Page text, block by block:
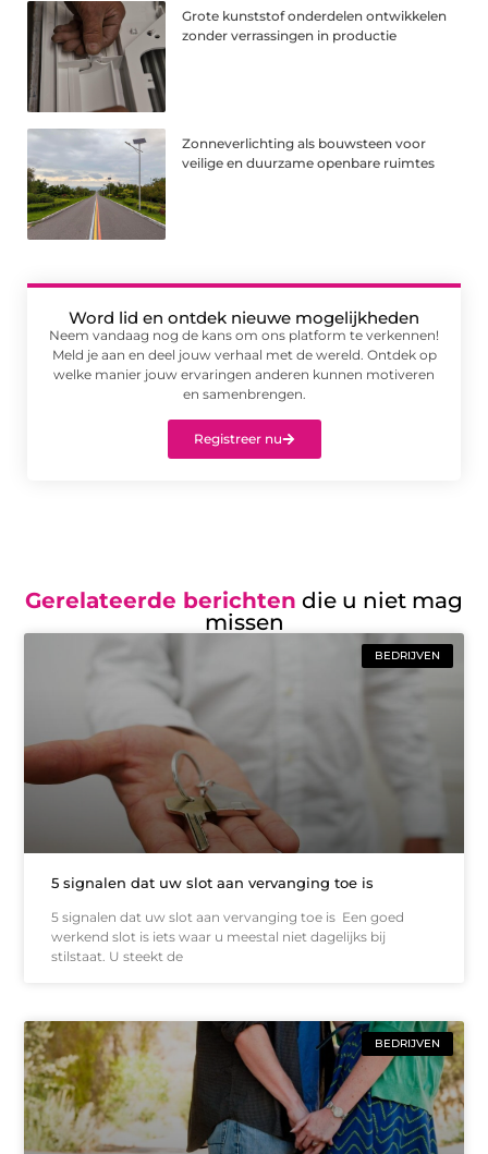
Grote kunststof onderdelen ontwikkelen
zonder verrassingen in productie
Zonneverlichting als bouwsteen voor
veilige en duurzame openbare ruimtes
Word lid en ontdek nieuwe mogelijkheden
Neem vandaag nog de kans om ons platform te verkennen!
Meld je aan en deel jouw verhaal met de wereld. Ontdek op
welke manier jouw ervaringen anderen kunnen motiveren
en samenbrengen.
Registreer nu
Gerelateerde berichten die u niet mag
missen
BEDRIJVEN
5 signalen dat uw slot aan vervanging toe is
5 signalen dat uw slot aan vervanging toe is Een goed
werkend slot is iets waar u meestal niet dagelijks bij
stilstaat. U steekt de
BEDRIJVEN